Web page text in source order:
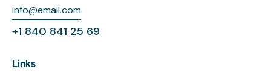
info@email.com
+1 840 841 25 69
Links